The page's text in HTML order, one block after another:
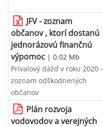
JFV - zoznam
občanov , ktorí dostanú
jednorázovú finančnú
výpomoc | 0.02 Mb
Prívalový dážď v roku 2020 -
zoznam odškodnených
občanov
Plán rozvoja
vodovodov a verejných